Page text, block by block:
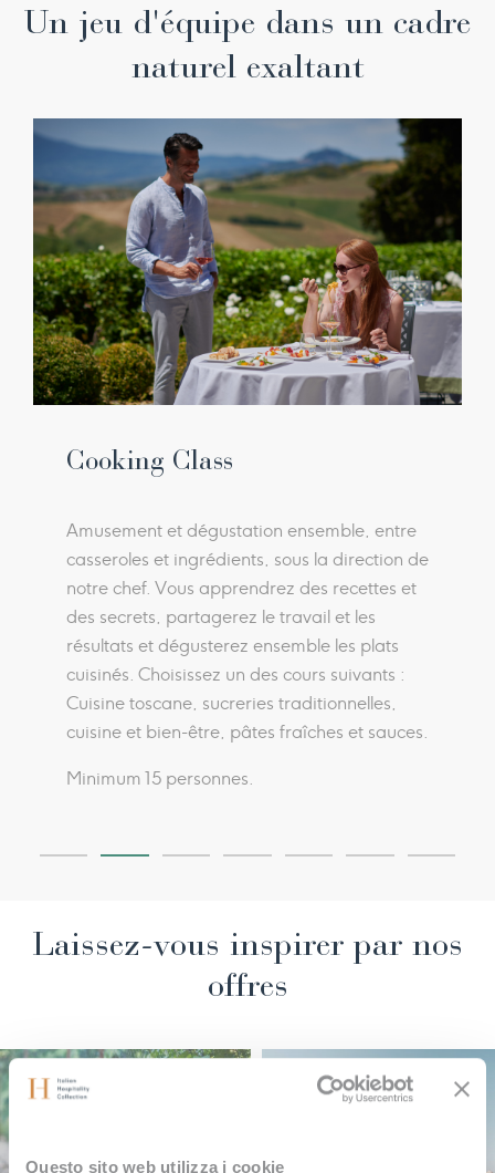
Questo sito web utilizza i cookie
Un jeu d'équipe dans un cadre
naturel exaltant
Cooking Class
Amusement et dégustation ensemble, entre
casseroles et ingrédients, sous la direction de
notre chef. Vous apprendrez des recettes et
des secrets, partagerez le travail et les
résultats et dégusterez ensemble les plats
cuisinés. Choisissez un des cours suivants :
Cuisine toscane, sucreries traditionnelles,
cuisine et bien-être, pâtes fraîches et sauces.
Minimum 15 personnes.
Laissez-vous inspirer par nos
offres